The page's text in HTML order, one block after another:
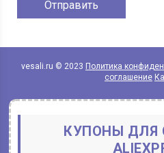
vesali.ru © 2023 Политика
соглашение
КУПОНЫ ДЛЯ